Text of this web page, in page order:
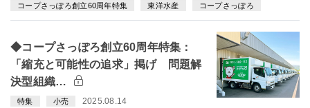
コープさっぽろ創立60周年特集 東洋水産 コープさっぽろ
◆コープさっぽろ創立60周年特集：
「縮充と可能性の追求」掲げ 問題解
決型組織…
特集 小売 2025.08.14